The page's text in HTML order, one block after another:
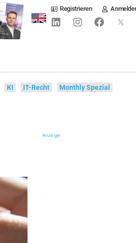
Registrieren
KI IT-Recht Monthly Spezial
Anzeige